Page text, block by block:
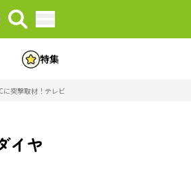
特集
に突撃取材！テレビショッピングで数百万円のダイヤモン
イヤ